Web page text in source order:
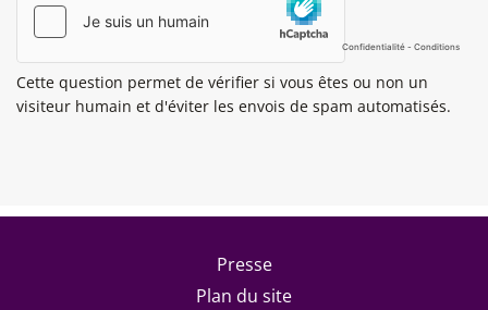
Cette question permet de vérifier si vous êtes ou non un
visiteur humain et d'éviter les envois de spam automatisés.
Presse
Plan du site